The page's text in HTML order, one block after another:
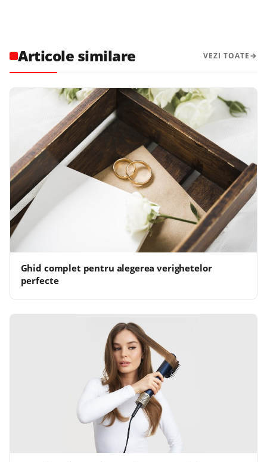
Articole similare VEZI TOATE
Ghid complet pentru alegerea verighetelor
perfecte